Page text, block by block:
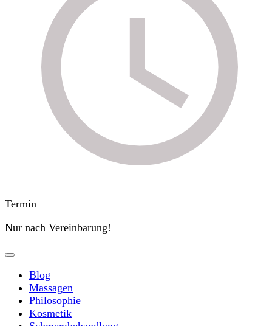
Termin
Nur nach Vereinbarung!
Blog
Massagen
Philosophie
Kosmetik